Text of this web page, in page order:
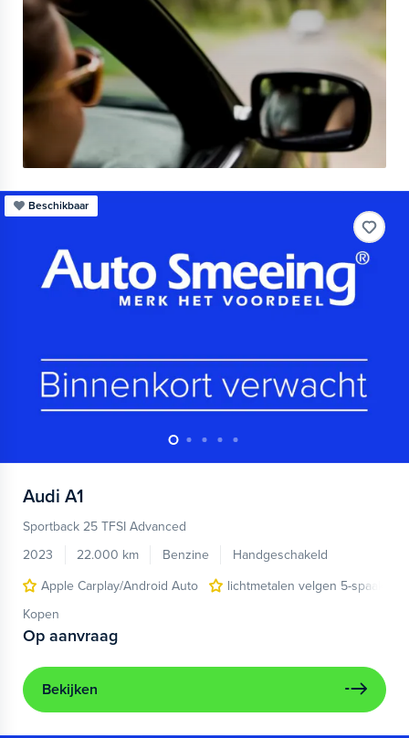
Beschikbaar
Audi A1
Sportback 25 TFSI Advanced
2023
22.000 km Benzine
Handgeschakeld
Apple Carplay/Android Auto
lichtmetalen velgen 5-spaaks
Kopen
Op aanvraag
Bekijken